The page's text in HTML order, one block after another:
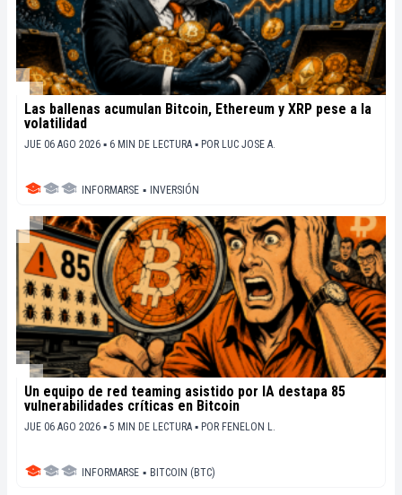
Las ballenas acumulan Bitcoin, Ethereum y XRP pese a la
volatilidad
JUE 06 AGO 2026 ▪ 6 MIN DE LECTURA ▪ POR LUC JOSE A.
INFORMARSE ▪ INVERSIÓN
Un equipo de red teaming asistido por IA destapa 85
vulnerabilidades críticas en Bitcoin
JUE 06 AGO 2026 ▪ 5 MIN DE LECTURA ▪ POR FENELON L.
INFORMARSE ▪ BITCOIN (BTC)